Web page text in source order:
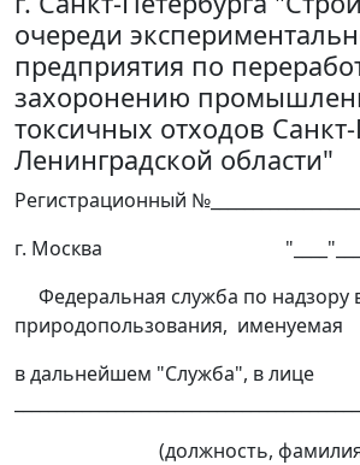
очереди
предприятия по
захоронению
токсичных отходов
Ленинградской области"
Регистрационный
г. Москва
Федеральная служба по надзору
природопользования, именуемая
в дальнейшем "Служба", в лице
(должность, фамилия,